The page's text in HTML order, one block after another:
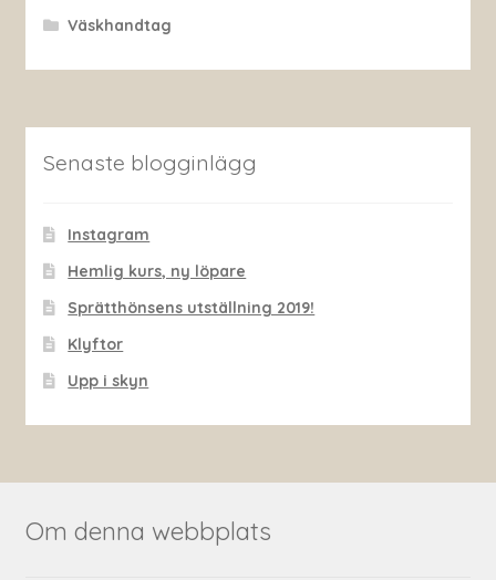
Väskhandtag
Senaste blogginlägg
Instagram
Hemlig kurs, ny löpare
Sprätthönsens utställning 2019!
Klyftor
Upp i skyn
Om denna webbplats